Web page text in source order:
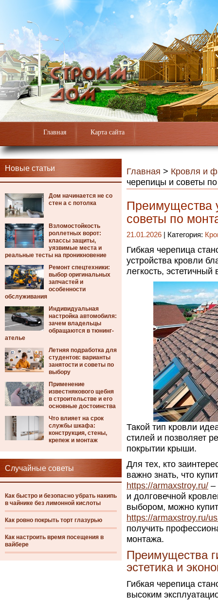
Главная Карта сайта
Новые статьи
Дом начинается не со
стен а с потолка
Взломостойкость
роллетных ворот:
классы защиты,
уязвимые места и
реальные тесты на проникновение
Ремонт спецтехники:
выбор оригинальных
запчастей и
особенности
обслуживания
Индивидуальная
настройка автомобиля:
зачем владельцы
обращаются в тюнинг-
ателье
Летняя подработка для
студентов: варианты
занятости и советы по
выбору
Применение
известнякового щебня
в строительстве и его
основные достоинства
Что влияет на срок
службы шкафа:
конструкция, стены,
крепеж и монтаж
Случайные советы
Как быстро и безопасно убрать накипь
в чайнике без лимонной кислоты
Как ровно покрыть торт глазурью
Как настроить время посещения в
вайбере
Главная > Кровля и
черепицы и советы
Преимущества
советы по
21.01.2026 | Категория:
Гибкая черепица
устройства кровли
легкость,
Такой тип кровли
стилей и позволяет
покрытии крыши.
Для тех, кто
важно знать, что
https://armaxstroy.ru/ –
и долговечной
выбором, можно
https://armaxstroy.ru/
получить
монтажа.
Преимущества
эстетика и
Гибкая черепица
высоким